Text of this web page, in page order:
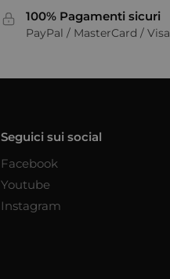
100% Pagamenti sicuri
PayPal / MasterCard / Visa
Seguici sui social
Facebook
Youtube
Instagram